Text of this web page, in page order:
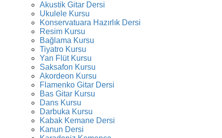
Akustik Gitar Dersi
Ukulele Kursu
Konservatuara Hazırlık Dersi
Resim Kursu
Bağlama Kursu
Tiyatro Kursu
Yan Flüt Kursu
Saksafon Kursu
Akordeon Kursu
Flamenko Gitar Dersi
Bas Gitar Kursu
Dans Kursu
Darbuka Kursu
Kabak Kemane Dersi
Kanun Dersi